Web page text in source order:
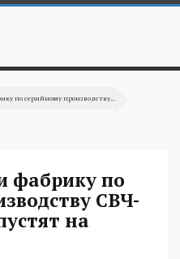
по серийному производству...
фабрику по
СВЧ-
на